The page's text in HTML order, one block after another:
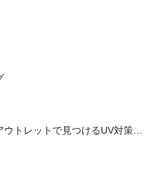
トレットで見つけるUV対策ウ